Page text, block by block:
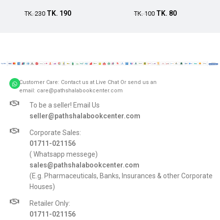
TK.230 TK. 190 TK.100 TK. 80
Customer Care: Contact us at Live Chat Or send us an
email: care@pathshalabookcenter.com
To be a seller! Email Us
seller@pathshalabookcenter.com
Corporate Sales:
01711-021156
( Whatsapp messege)
sales@pathshalabookcenter.com
(E.g. Pharmaceuticals, Banks, Insurances & other Corporate
Houses)
Retailer Only:
01711-021156